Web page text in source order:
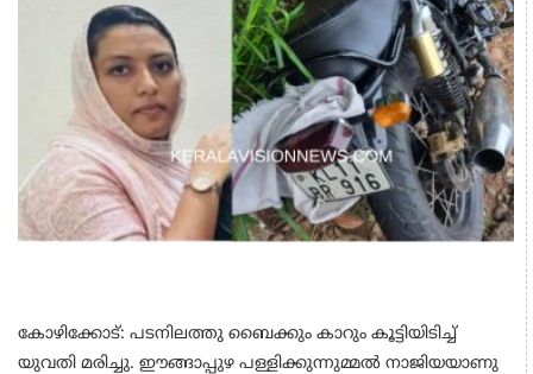
കോഴിക്കോട്: പടനിലത്തു ബൈക്കും കാറും കൂട്ടിയിടിച്ച്
യുവതി മരിച്ചു. ഈങ്ങാപ്പുഴ പള്ളിക്കുന്നുമ്മൽ നാജിയയാണു